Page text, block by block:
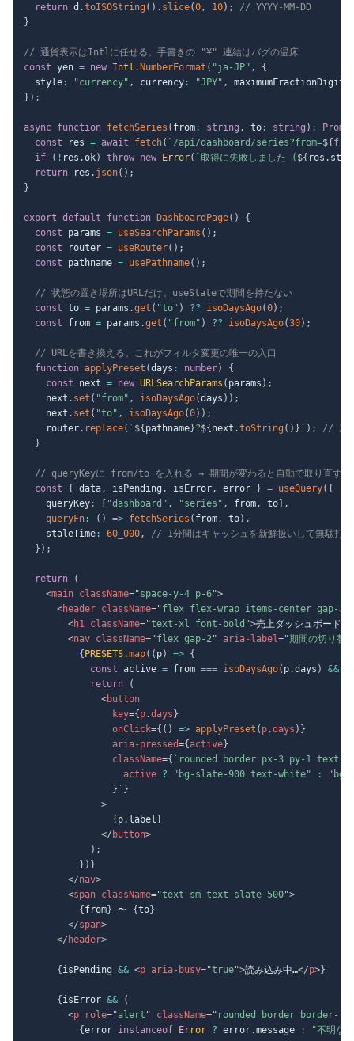
return d .toISOString ( ) . slice(0, 10) ;
// YYYY-MM-DD
}
// 通貨表示はIntlに任せる。手書きの "¥" 連結はバグの温床
const yen = new Intl . NumberFormat ( "ja-JP" ,
{
  style
: "currency" , currency : "JPY" , maximumFractionDigits
} ) ;
async function fetchSeries ( from : string , to : string ) :
const res = await fetch( ` /api/dashboard/series?from=${
if
( ! res .ok) throw new Error( ` 取得に失敗しました ( ${ res .
return res . json( ) ;
}
export default function DashboardPage( )
{
const params = useSearchParams ( ) ;
const router = useRouter( ) ;
const pathname = usePathname( ) ;
// 状態の置き場所はURLだけ。useStateで期間を持たない
const to = params .get ( "to" ) ?? isoDaysAgo(0) ;
const from = params .get ( "from" ) ?? isoDaysAgo(30) ;
// URLを書き換える。これがフィルタ変更の唯一の入口
function applyPreset (days : number)
{
const next = new URLSearchParams ( params ) ;
    next
. set ( "from" , isoDaysAgo(days ) ) ;
    next
. set ( "to" , isoDaysAgo(0) ) ;
    router
. replace( ` ${ pathname}?${ next .toString ( ) } ` ) ;
// 履
}
// queryKeyに from/to を入れる → 期間が変わると自動で取り直す
const
{ data, isPending , isError, error } = useQuery( {
    queryKey
: "dashboard" , "series" , from, to
,
queryFn : ( ) => fetchSeries ( from, to) ,
    staleTime
: 60_000,
// 1分間はキャッシュを新鮮扱いして無駄打
} ) ;
return
(
<main className="space-y-4 p-6">
<header className="flex flex-wrap items-center gap-3
<h1 className="text-xl font-bold ">売上ダッシュボード
<nav className="flex gap-2" aria-label="期間の切り替
{ PRESETS.map( ( p) => {
const active = from === isoDaysAgo( p.days ) &&
return
(
<button
key={ p.days }
onClick={ ( ) => applyPreset ( p.days ) }
aria-pressed={active}
className={ ` rounded border px-3 py-1 text-
                  active
? "bg-slate-900 text-white" :
"bg-
} ` }
>
{ p. label }
</ button>
) ;
} ) }
</nav>
<span className="text-sm text-slate-500">
{ from} 〜 {to}
</span>
</ header>
{ isPending && <p aria-busy="true">読み込み中…</p>}
{ isError &&
(
<p role="alert " className=" rounded border border-
{error instanceof Error ? error.message :
"不明な